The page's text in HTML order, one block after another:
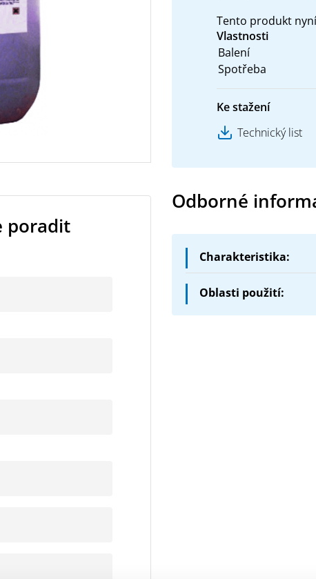
Tento produkt
Vlastnosti
Balení
Spotřeba
Ke stažení
Technický list
Odborné
Charakteristika:
koncentrát , bez
Oblasti použití:
K dodatečnému
poradit